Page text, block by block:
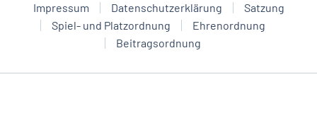
Impressum Datenschutzerklärung
Satzung
Spiel- und Platzordnung
Ehrenordnung
Beitragsordnung